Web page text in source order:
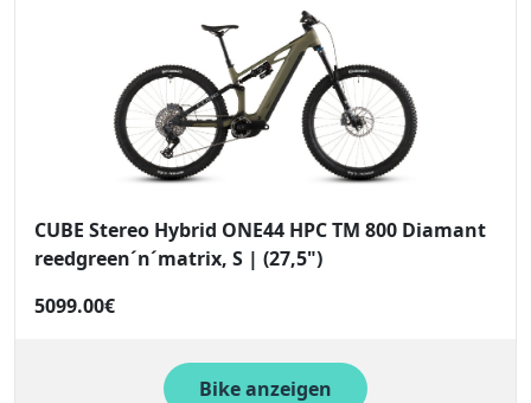
CUBE Stereo Hybrid ONE44 HPC TM 800 Diamant
reedgreen´n´matrix, S | (27,5")
5099.00€
Bike anzeigen